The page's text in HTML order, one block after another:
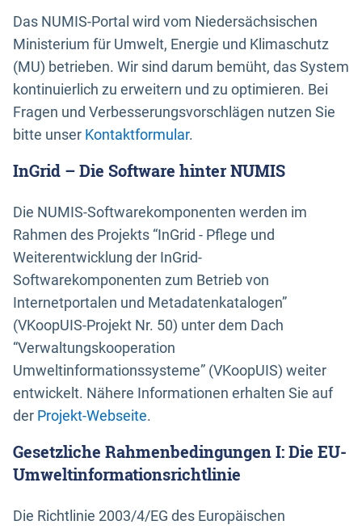
Das NUMIS-Portal wird vom Niedersächsischen
Ministerium für Umwelt, Energie und Klimaschutz
(MU) betrieben. Wir sind darum bemüht, das System
kontinuierlich zu erweitern und zu optimieren. Bei
Fragen und Verbesserungsvorschlägen nutzen Sie
bitte unser Kontaktformular.
InGrid – Die Software hinter NUMIS
Die NUMIS-Softwarekomponenten werden im
Rahmen des Projekts “InGrid - Pflege und
Weiterentwicklung der InGrid-
Softwarekomponenten zum Betrieb von
Internetportalen und Metadatenkatalogen”
(VKoopUIS-Projekt Nr. 50) unter dem Dach
“Verwaltungskooperation
Umweltinformationssysteme” (VKoopUIS) weiter
entwickelt. Nähere Informationen erhalten Sie auf
der Projekt-Webseite.
Gesetzliche Rahmenbedingungen I: Die EU-
Umweltinformationsrichtlinie
Die Richtlinie 2003/4/EG des Europäischen